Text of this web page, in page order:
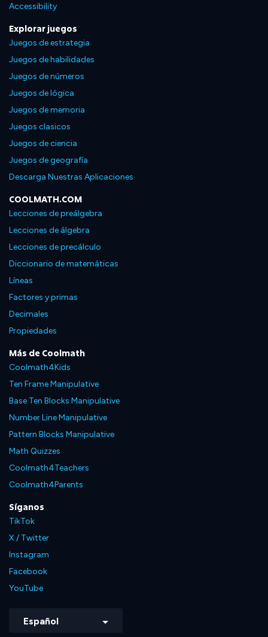
Accessibility
Explorar juegos
Juegos de estrategia
Juegos de habilidades
Juegos de números
Juegos de lógica
Juegos de memoria
Juegos clasicos
Juegos de ciencia
Juegos de geografía
Descarga Nuestras Aplicaciones
COOLMATH.COM
Lecciones de preálgebra
Lecciones de álgebra
Lecciones de precálculo
Diccionario de matemáticas
Líneas
Factores y primas
Decimales
Propiedades
Más de Coolmath
Coolmath4Kids
Ten Frame Manipulative
Base Ten Blocks Manipulative
Number Line Manipulative
Pattern Blocks Manipulative
Math Quizzes
Coolmath4Teachers
Coolmath4Parents
Síganos
TikTok
X / Twitter
Instagram
Facebook
YouTube
Español